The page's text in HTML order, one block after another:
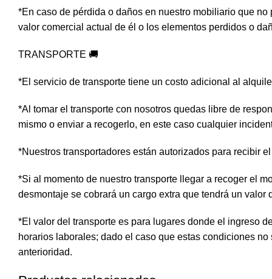
*En caso de pérdida o daños en nuestro mobiliario que
valor comercial actual de él o los elementos perdidos o
TRANSPORTE 🚚
*El servicio de transporte tiene un costo adicional al
*Al tomar el transporte con nosotros quedas libre de
mismo o enviar a recogerlo, en este caso cualquier
*Nuestros transportadores están autorizados para recibir
*Si al momento de nuestro transporte llegar a recoger el
desmontaje se cobrará un cargo extra que tendrá un valor
*El valor del transporte es para lugares donde el ingreso
horarios laborales; dado el caso que estas condiciones
anterioridad.